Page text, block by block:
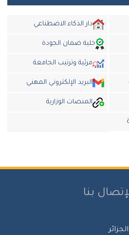
دار الذكاء الاضطناعي
خلية ضمان الجودة
مرئية وترتيب الجامعة
البريد الإلكتروني المهني
المنصات الوزارية
بنا